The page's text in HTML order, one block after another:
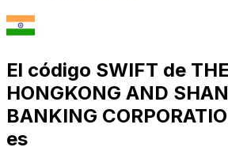
El código SWIFT de THE
HONGKONG AND
BANKING
es